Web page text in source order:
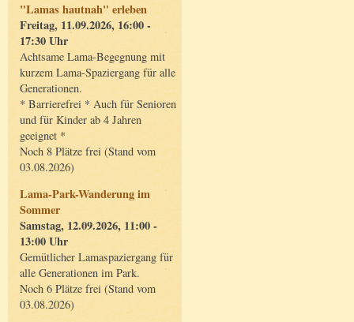
"Lamas hautnah" erleben
Freitag, 11.09.2026, 16:00 -
17:30 Uhr
Achtsame Lama-Begegnung mit
kurzem Lama-Spaziergang für alle
Generationen.
* Barrierefrei * Auch für Senioren
und für Kinder ab 4 Jahren
geeignet *
Noch 8 Plätze frei (Stand vom
03.08.2026)
Lama-Park-Wanderung im
Sommer
Samstag, 12.09.2026, 11:00 -
13:00 Uhr
Gemütlicher Lamaspaziergang für
alle Generationen im Park.
Noch 6 Plätze frei (Stand vom
03.08.2026)